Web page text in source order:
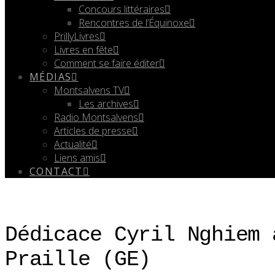
Concours littéraires
Rencontres de l’Équinoxe
PrillyLivres
Livres en fête
Comment se faire éditer
MÉDIAS
Montsalvens TV
Les archives
Radio Montsalvens
Articles de presse
Actualité
Liens amis
CONTACT
Dédicace Cyril Nghiem
Praille (GE)